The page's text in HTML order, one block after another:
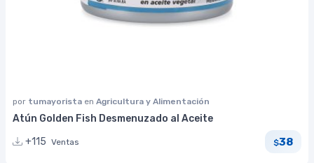
por tumayorista en Agricultura y Alimentación
Atún Golden Fish Desmenuzado al Aceite
+115 Ventas $38